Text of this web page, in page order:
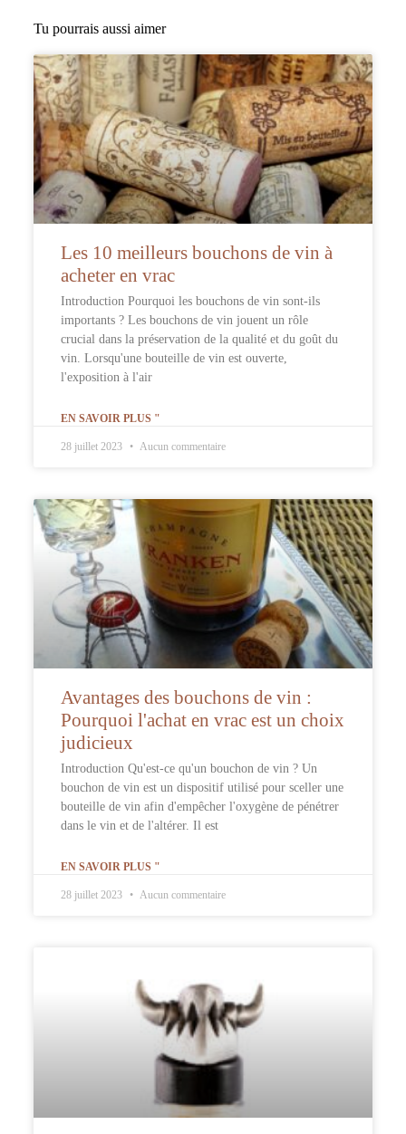
Tu pourrais aussi aimer
Les 10 meilleurs bouchons de vin à
acheter en vrac
Introduction Pourquoi les bouchons de vin sont-ils
importants ? Les bouchons de vin jouent un rôle
crucial dans la préservation de la qualité et du goût du
vin. Lorsqu'une bouteille de vin est ouverte,
l'exposition à l'air
EN SAVOIR PLUS "
28 juillet 2023 Aucun commentaire
Avantages des bouchons de vin :
Pourquoi l'achat en vrac est un choix
judicieux
Introduction Qu'est-ce qu'un bouchon de vin ? Un
bouchon de vin est un dispositif utilisé pour sceller une
bouteille de vin afin d'empêcher l'oxygène de pénétrer
dans le vin et de l'altérer. Il est
EN SAVOIR PLUS "
28 juillet 2023 Aucun commentaire